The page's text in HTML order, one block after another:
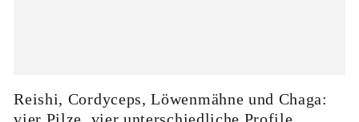
Reishi, Cordyceps, Löwenmähne und Chaga: